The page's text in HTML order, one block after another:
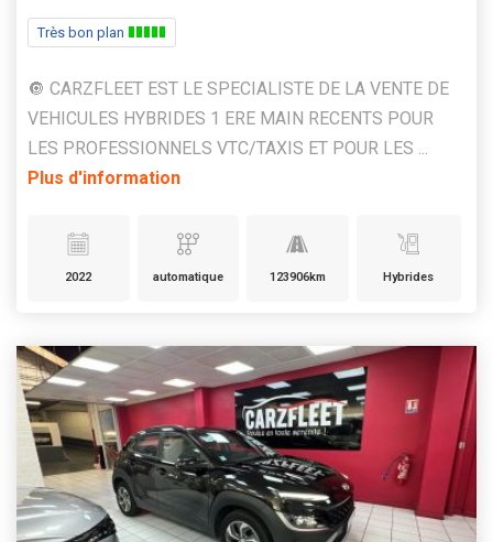
Très bon plan
🔘 CARZFLEET EST LE SPECIALISTE DE LA VENTE DE
VEHICULES HYBRIDES 1 ERE MAIN RECENTS POUR
LES PROFESSIONNELS VTC/TAXIS ET POUR LES ...
Plus d'information
2022 automatique 123906km Hybrides